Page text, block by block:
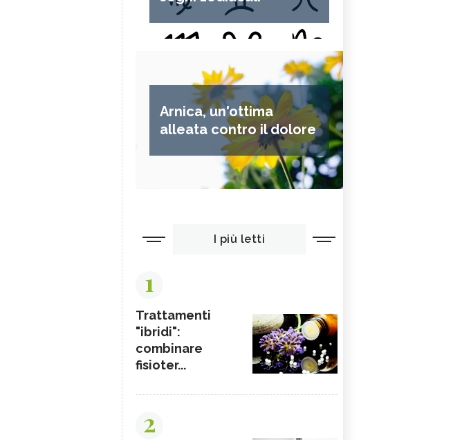
Arnica, un'ottima
alleata contro il dolore
I più letti
1
Trattamenti
"ibridi":
combinare
fisioter...
2